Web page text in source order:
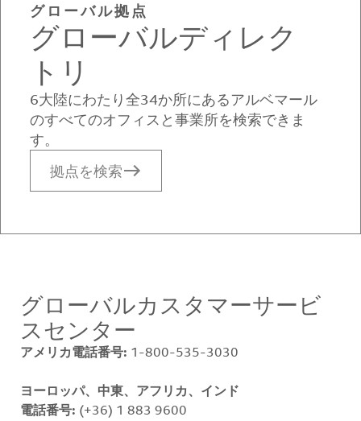
グローバル拠点
グローバルディレク
トリ
6大陸にわたり全34か所にあるアルベマール
のすべてのオフィスと事業所を検索できま
す。
拠点を検索
グローバルカスタマーサービ
スセンター
アメリカ電話番号: 1-800-535-3030
ヨーロッパ、中東、アフリカ、インド
電話番号: (+36) 1 883 9600